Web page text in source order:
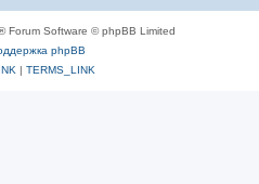
Forum Software © phpBB Limited
phpBB
| TERMS_LINK